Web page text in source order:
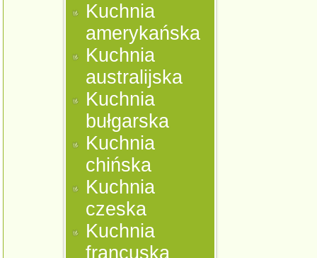
Kuchnia
amerykańska
Kuchnia
australijska
Kuchnia
bułgarska
Kuchnia
chińska
Kuchnia
czeska
Kuchnia
francuska